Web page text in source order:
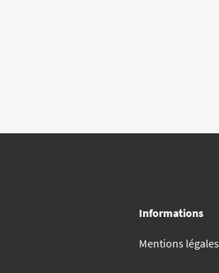
Informations
Mentions légales